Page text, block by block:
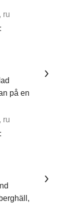
ru
på en
ru